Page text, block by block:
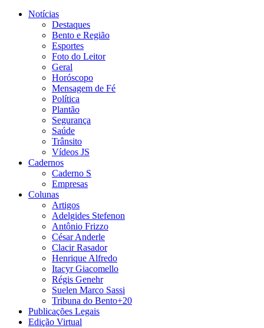
Notícias
Destaques
Bento e Região
Esportes
Foto do Leitor
Geral
Horóscopo
Mensagem de Fé
Política
Plantão
Segurança
Saúde
Trânsito
Vídeos JS
Cadernos
Caderno S
Empresas
Colunas
Artigos
Adelgides Stefenon
Antônio Frizzo
César Anderle
Clacir Rasador
Henrique Alfredo
Itacyr Giacomello
Régis Genehr
Suelen Marco Sassi
Tribuna do Bento+20
Publicações Legais
Edição Virtual